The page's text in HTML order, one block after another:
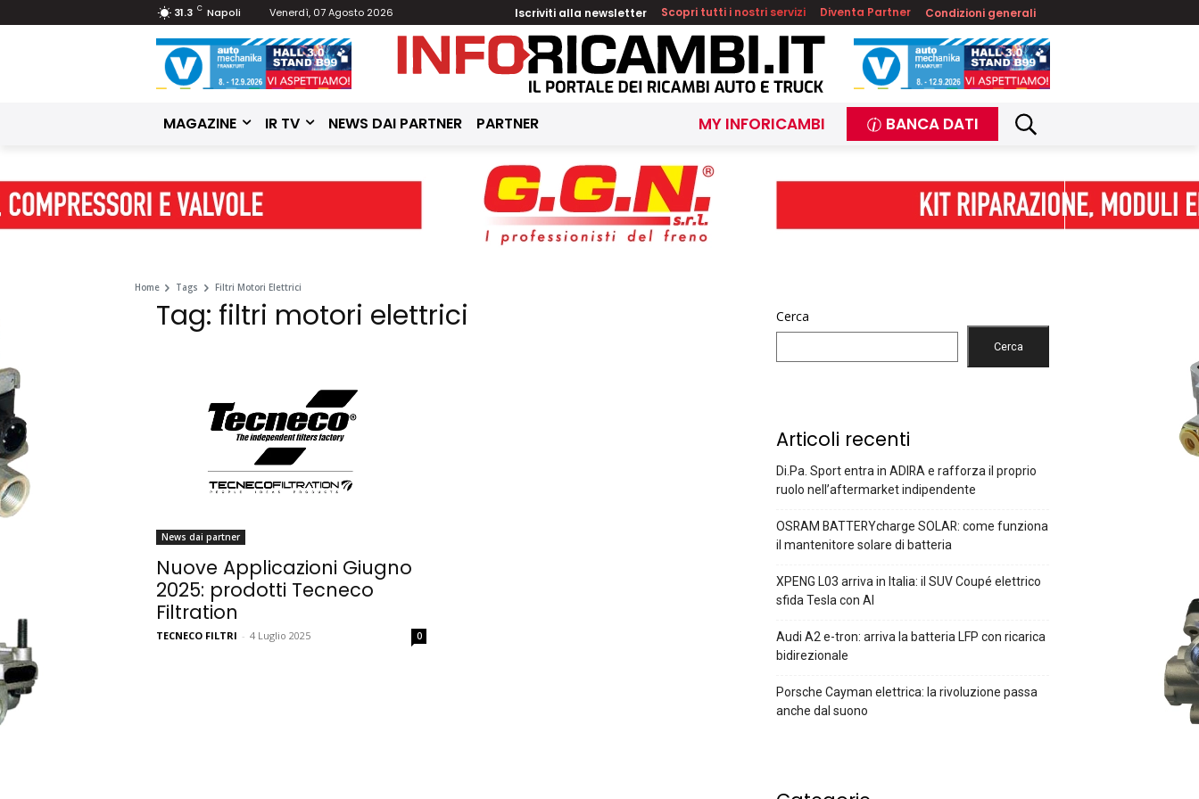
31.3 C Napoli Venerdì, 07 Agosto 2026 Iscriviti alla newsletter Scopri tutti i nostri servizi Diventa Partner Condizioni generali
MAGAZINE IR TV NEWS DAI PARTNER PARTNER MY INFORICAMBI BANCA DATI
Home Tags Filtri Motori Elettrici
Tag: filtri motori elettrici
News dai partner
Nuove Applicazioni Giugno
2025: prodotti Tecneco
Filtration
TECNECO FILTRI - 4 Luglio 2025 0
Cerca
Cerca
Articoli recenti
Di.Pa. Sport entra in ADIRA e rafforza il proprio
ruolo nell’aftermarket indipendente
OSRAM BATTERYcharge SOLAR: come funziona
il mantenitore solare di batteria
XPENG L03 arriva in Italia: il SUV Coupé elettrico
sfida Tesla con AI
Audi A2 e-tron: arriva la batteria LFP con ricarica
bidirezionale
Porsche Cayman elettrica: la rivoluzione passa
anche dal suono